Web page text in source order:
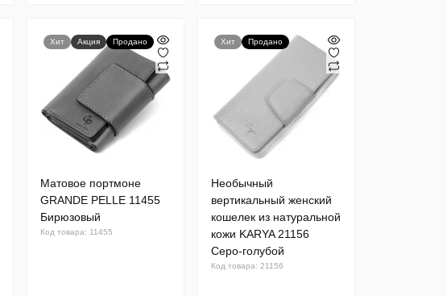
Хит Акция Продано
Матовое портмоне
GRANDE PELLE 11455
Бирюзовый
Код товара: 11455
Хит Продано
Необычный
вертикальный женский
кошелек из натуральной
кожи KARYA 21156
Серо-голубой
Код товара: 21156